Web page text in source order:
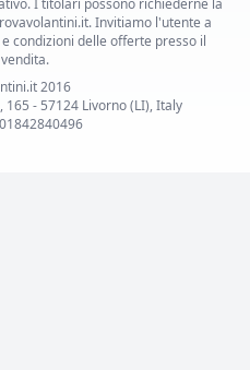
Invitiamo l'utente a
condizioni delle offerte presso il
2016
165 - 57124 Livorno (LI), Italy